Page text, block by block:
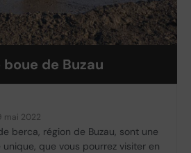
de Buzau
mai 2022
berca, région de Buzau, sont une
que vous pourrez visiter en